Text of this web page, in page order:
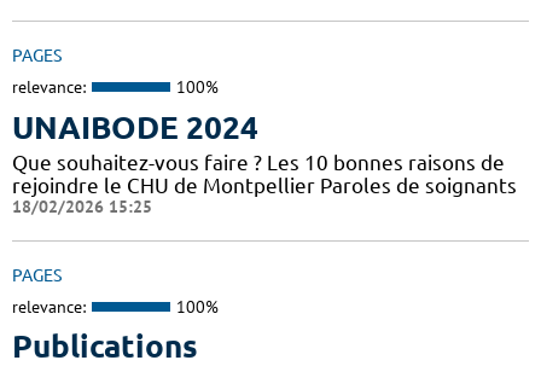
PAGES
relevance: 100%
UNAIBODE 2024
Que souhaitez-vous faire ? Les 10 bonnes raisons de
rejoindre le CHU de Montpellier Paroles de soignants
18/02/2026 15:25
PAGES
relevance: 100%
Publications